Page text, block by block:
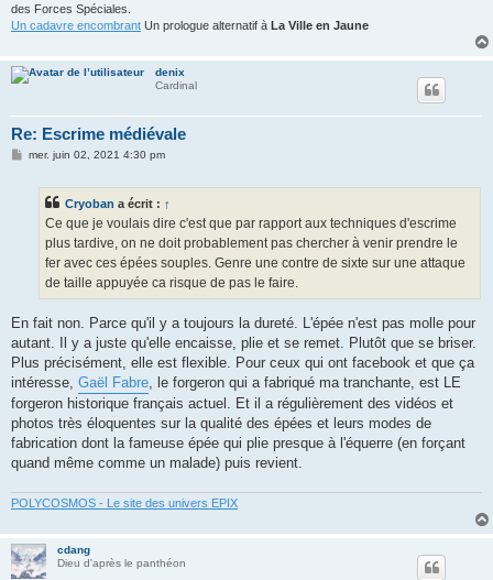
des Forces Spéciales.
Un cadavre encombrant Un prologue alternatif à La Ville en Jaune
denix
Cardinal
Re: Escrime médiévale
Mmer. juin 02, 2021 4:30 pm
Cryoban a écrit : ↑
Ce que je voulais dire c'est que par rapport aux techniques d'escrime
plus tardive, on ne doit probablement pas chercher à venir prendre le
fer avec ces épées souples. Genre une contre de sixte sur une attaque
de taille appuyée ca risque de pas le faire.
En fait non. Parce qu'il y a toujours la dureté. L'épée n'est pas molle pour
autant. Il y a juste qu'elle encaisse, plie et se remet. Plutôt que se briser.
Plus précisément, elle est flexible. Pour ceux qui ont facebook et que ça
intéresse, Gaël Fabre , le forgeron qui a fabriqué ma tranchante, est LE
forgeron historique français actuel. Et il a régulièrement des vidéos et
photos très éloquentes sur la qualité des épées et leurs modes de
fabrication dont la fameuse épée qui plie presque à l'équerre (en forçant
quand même comme un malade) puis revient.
POLYCOSMOS - Le site des univers EPIX
cdang
Dieu d'après le panthéon